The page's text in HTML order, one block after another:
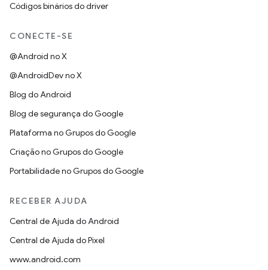
Códigos binários do driver
CONECTE-SE
@Android no X
@AndroidDev no X
Blog do Android
Blog de segurança do Google
Plataforma no Grupos do Google
Criação no Grupos do Google
Portabilidade no Grupos do Google
RECEBER AJUDA
Central de Ajuda do Android
Central de Ajuda do Pixel
www.android.com